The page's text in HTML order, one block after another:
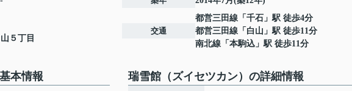
５丁目
交通
都営三田線 「 千石 」駅 徒歩4分
都営三田線 「 白山 」駅 徒歩11分
南北線 「 本駒込 」駅 徒歩11分
本情報 瑞雪館（ズイセツカン）の詳細情報